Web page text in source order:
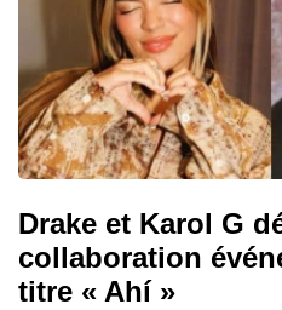
Drake et Karol G
collaboration
titre « Ahí »